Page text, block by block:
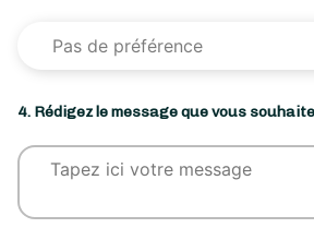
4. Rédigez le message que vous